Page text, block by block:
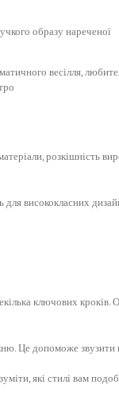
образу нареченої
весілля,
розкішність
висококласних
ключових кроків.
Це допоможе
які стилі вам